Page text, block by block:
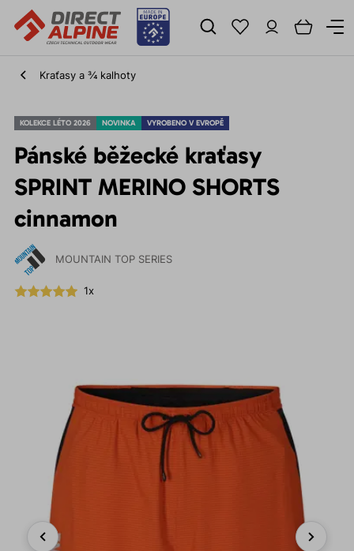
Kraťasy a ¾ kalhoty
KOLEKCE LÉTO 2026 NOVINKA VYROBENO V EVROPĚ
Pánské běžecké kraťasy
SPRINT MERINO SHORTS
cinnamon
MOUNTAIN TOP SERIES
1x